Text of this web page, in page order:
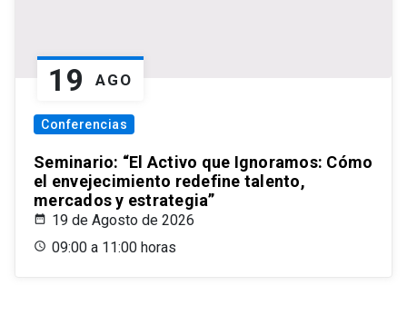
19 AGO
Conferencias
Seminario: “El Activo que Ignoramos: Cómo
el envejecimiento redefine talento,
mercados y estrategia”
19 de Agosto de 2026
09:00 a 11:00 horas